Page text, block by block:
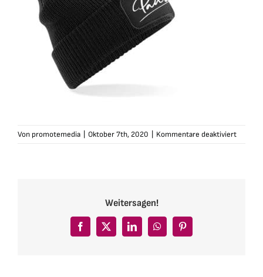
Von promotemedia Oktober 7th, 2020 Kommentare deaktiviertfür
Weitersagen!
Facebook
X LinkedInWhatsAppPinterest